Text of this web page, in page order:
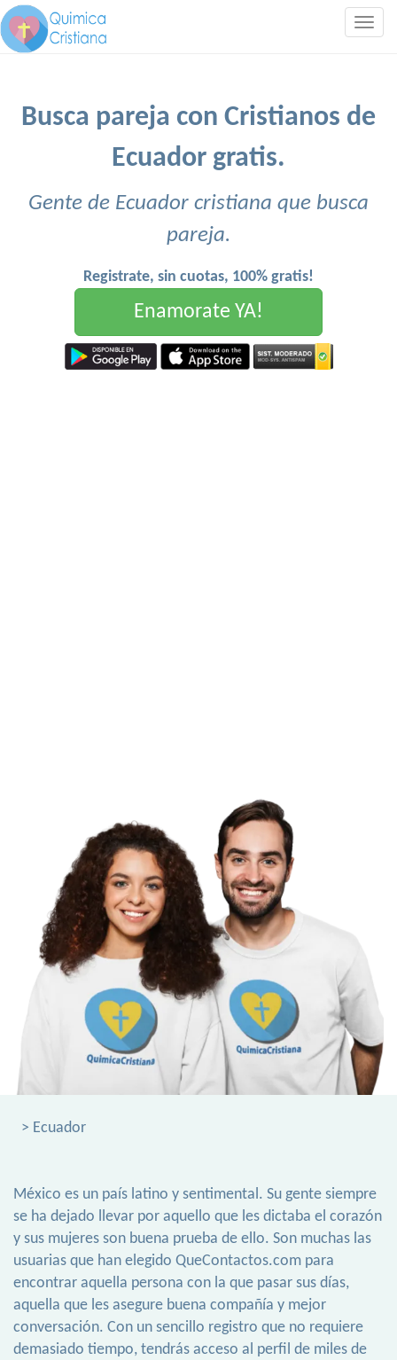
Busca pareja con Cristianos de
Ecuador gratis.
Gente de Ecuador cristiana que busca
pareja.
Registrate, sin cuotas, 100% gratis!
Enamorate YA!
> Ecuador
México es un país latino y sentimental. Su gente siempre
se ha dejado llevar por aquello que les dictaba el corazón
y sus mujeres son buena prueba de ello. Son muchas las
usuarias que han elegido QueContactos.com para
encontrar aquella persona con la que pasar sus días,
aquella que les asegure buena compañía y mejor
conversación. Con un sencillo registro que no requiere
demasiado tiempo, tendrás acceso al perfil de miles de